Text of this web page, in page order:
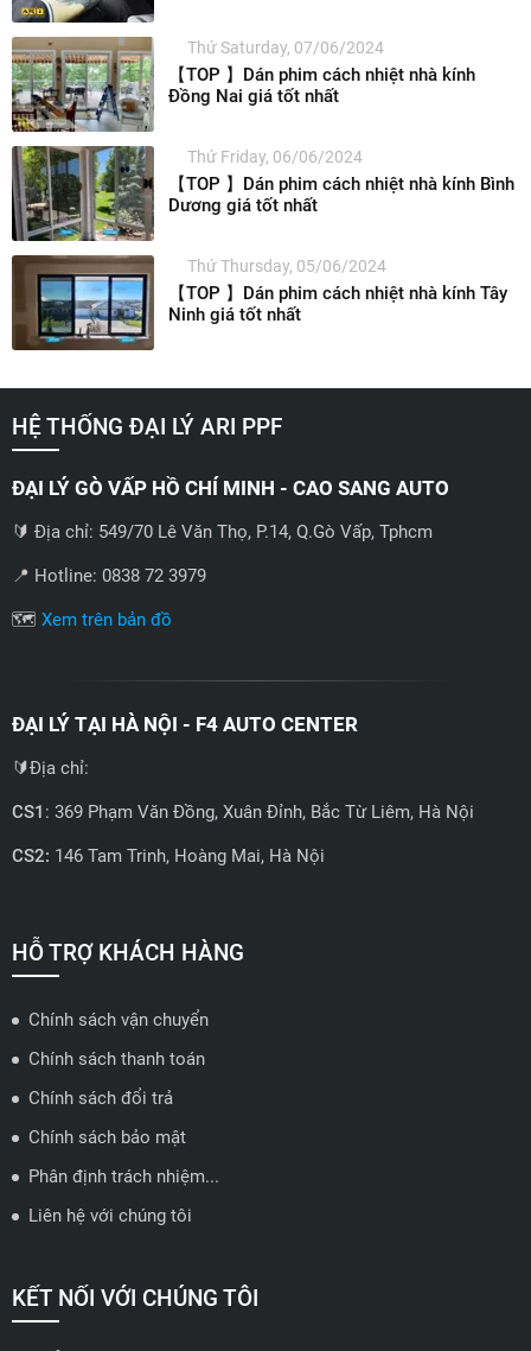
Thứ Saturday, 07/06/2024
【TOP 】Dán phim cách nhiệt nhà kính
Đồng Nai giá tốt nhất
Thứ Friday, 06/06/2024
【TOP 】Dán phim cách nhiệt nhà kính Bình
Dương giá tốt nhất
Thứ Thursday, 05/06/2024
【TOP 】Dán phim cách nhiệt nhà kính Tây
Ninh giá tốt nhất
HỆ THỐNG ĐẠI LÝ ARI PPF
ĐẠI LÝ GÒ VẤP HỒ CHÍ MINH - CAO SANG AUTO
🔰 Địa chỉ: 549/70 Lê Văn Thọ, P.14, Q.Gò Vấp, Tphcm
📍 Hotline: 0838 72 3979
🗺️ Xem trên bản đồ
ĐẠI LÝ TẠI HÀ NỘI - F4 AUTO CENTER
🔰Địa chỉ:
CS1 : 369 Phạm Văn Đồng, Xuân Đỉnh, Bắc Từ Liêm, Hà Nội
CS2: 146 Tam Trinh, Hoàng Mai, Hà Nội
🗺️Xem trên bản đồ
ĐẠI LÝ QUẬN 2 HCM - HẢI TRIỀU AUTO
🔰 Địa chỉ: 78-80 Vũ Tông Phan, P.An Phú, TP Thủ Đức, TP HCM
📍 Hotline: 0938584113
🗺️Xem trên bản đồ
ĐẠI LÝ THỦ ĐỨC - TB AUTO
🔰 Địa chỉ: 482 Đ. Lê Văn Việt, Tăng Nhơn Phú A, Thủ Đức,
HỖ TRỢ KHÁCH HÀNG
Chính sách vận chuyển
Chính sách thanh toán
Chính sách đổi trả
Chính sách bảo mật
Phân định trách nhiệm...
Liên hệ với chúng tôi
KẾT NỐI VỚI CHÚNG TÔI